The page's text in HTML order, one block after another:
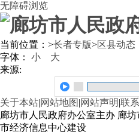
无障碍浏览
当前位置： >长者专版>区县动态
字体： 小
大
来源:
关于本站|网站地图 |网站声明|联
廊坊市人民政府办公室主办 廊
市经济信息中心建设